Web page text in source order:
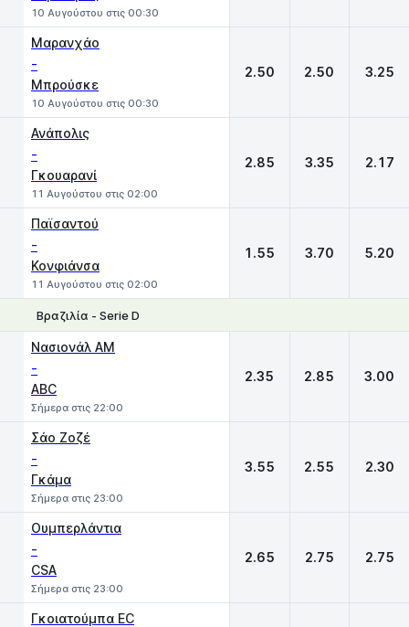
10 Αυγούστου στις 00:30
Μαρανχάο
-
Μπρούσκε
10 Αυγούστου στις 00:30
2.50 2.50 3.25
Ανάπολις
-
Γκουαρανί
11 Αυγούστου στις 02:00
2.85 3.35 2.17
Παϊσαντού
-
Κονφιάνσα
11 Αυγούστου στις 02:00
1.55 3.70 5.20
Βραζιλία - Serie D
Νασιονάλ ΑΜ
-
ABC
Σήμερα στις 22:00
2.35 2.85 3.00
Σάο Ζοζέ
-
Γκάμα
Σήμερα στις 23:00
3.55 2.55 2.30
Ουμπερλάντια
-
CSA
Σήμερα στις 23:00
2.65 2.75 2.75
Γκοιατούμπα EC